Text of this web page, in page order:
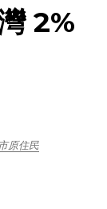
2%
原住民